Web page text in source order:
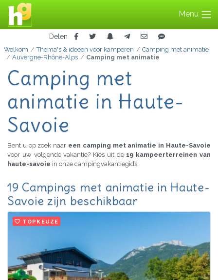
Menu
Delen
Welkom Thema's & ideeën voor kamperen
Camping met animatie
Auvergne-Rhône-Alps
Camping met animatie
Camping met
animatie in Haute-
Savoie
Bent u op zoek naar een camping met animatie in Haute-Savoie
voor uw volgende vakantie? Kies uit de 19 kampeerterreinen van
haute-savoie in onze campingvakantiegids.
19 Campings met animatie in Haute-
Savoie zijn beschikbaar
TOPKEUZE